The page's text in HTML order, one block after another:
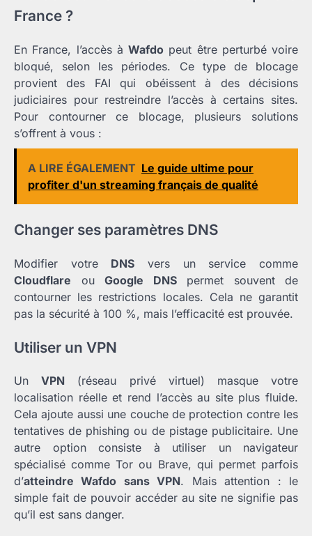
France ?
En France, l’accès à Wafdo peut être perturbé voire
bloqué, selon les périodes. Ce type de blocage
provient des FAI qui obéissent à des décisions
judiciaires pour restreindre l’accès à certains sites.
Pour contourner ce blocage, plusieurs solutions
s’offrent à vous :
A LIRE ÉGALEMENT Le guide ultime pour
profiter d'un streaming français de qualité
Changer ses paramètres DNS
Modifier votre DNS vers un service comme
Cloudflare ou Google DNSpermet souvent de
contourner les restrictions locales. Cela ne garantit
pas la sécurité à 100 %, mais l’efficacité est prouvée.
Utiliser un VPN
UnVPN (réseau privé virtuel) masque votre
localisation réelle et rend l’accès au site plus fluide.
Cela ajoute aussi une couche de protection contre les
tentatives de phishing ou de pistage publicitaire. Une
autre option consiste à utiliser un navigateur
spécialisé comme Tor ou Brave, qui permet parfois
d’atteindre Wafdo sans VPN. Mais attention : le
simple fait de pouvoir accéder au site ne signifie pas
qu’il est sans danger.